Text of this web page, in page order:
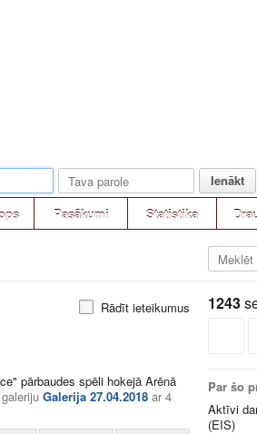
Ienākt
Pasākumi Statistika
Rādīt ieteikumus
pārbaudes spēli hokejā Arēnā
Galerija 27.04.2018 ar4
1243
Par šo
Aktīvi
(EIS)